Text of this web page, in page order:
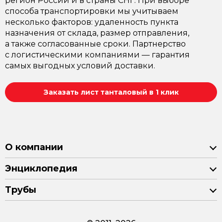
способа транспортировки мы учитываем
несколько факторов: удаленность пункта
назначения от склада, размер отправления,
а также согласованные сроки. Партнерство
с логистическими компаниями — гарантия
самых выгодных условий доставки.
Заказать лист танталовый в 1 клик
О компании
Энциклопедия
Трубы